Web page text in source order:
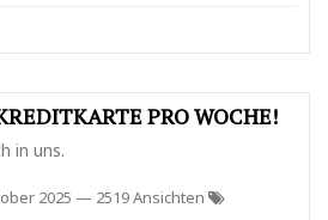
PRO WOCHE!
in uns.
2025 — 2519 Ansichten